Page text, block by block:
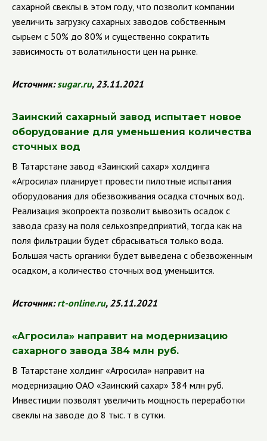
сахарной свеклы в этом году, что позволит компании
увеличить загрузку сахарных заводов собственным
сырьем с 50% до 80% и существенно сократить
зависимость от волатильности цен на рынке.
Источник:sugar.ru, 23.11.2021
Заинский сахарный завод испытает новое
оборудование для уменьшения количества
сточных вод
В Татарстане завод «Заинский сахар» холдинга
«Агросила» планирует провести пилотные испытания
оборудования для обезвоживания осадка сточных вод.
Реализация экопроекта позволит вывозить осадок с
завода сразу на поля сельхозпредприятий, тогда как на
поля фильтрации будет сбрасываться только вода.
Большая часть органики будет выведена с обезвоженным
осадком, а количество сточных вод уменьшится.
Источник:rt-online.ru, 25.11.2021
«Агросила» направит на модернизацию
сахарного завода 384 млн руб.
В Татарстане холдинг«Агросила» направит на
модернизацию ОАО «Заинский сахар» 384 млн руб.
Инвестиции позволят увеличить мощность переработки
свеклы на заводе до 8 тыс. т в сутки.